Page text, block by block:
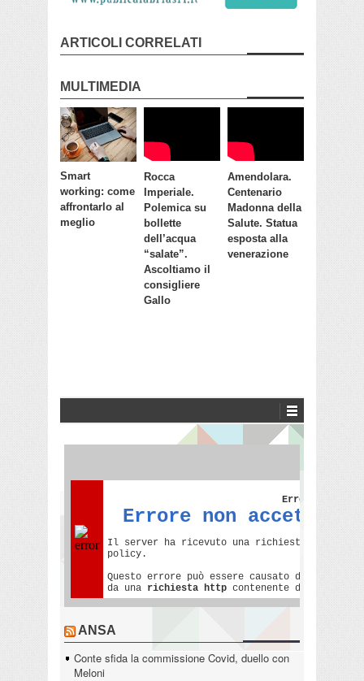
ARTICOLI CORRELATI
MULTIMEDIA
Smart
working: come
affrontarlo al
meglio
Rocca
Imperiale.
Polemica su
bollette
dell’acqua
“salate”.
Ascoltiamo il
consigliere
Gallo
Amendolara.
Centenario
Madonna della
Salute. Statua
esposta alla
venerazione
ANSA
Conte sfida la commissione Covid, duello con
Meloni